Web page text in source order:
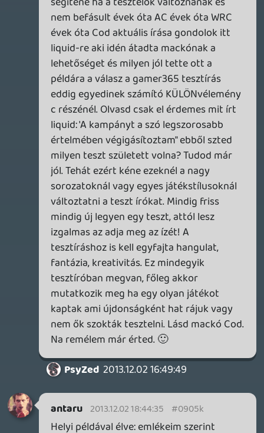
Így utólag egyébként talán jobb is, hogy
nem beszéltünk a Nintendóról, mert
legközelebb lenne miért elővenni újból a
témát a friss fejlemények miatt.
PsyZed 2013.12.02 16:49:49 #0905h
Miért, lehet egy tesztet írni bármilyen
személyes vélemény nélkül? Pont ezt
tartom az elemző cikkek lényegének, hogy
az adott író/narrátor elmondja, mi az, ami
neki személy szerint tetszett, és mi az ami
nem. Nem feltétlenül kéne minden játékot
az alapján beskatulyázni, hogy 60 gps csili-
vili grafika volt, meg jó fegyverhang és
kész. Anno pont ezért imádtam az azóta
megszűnt 576 Konzol magazint, mert a
cikkírók a saját személyes történeteik köré
kerekítve mutatták be az adott hónap
játékait. Persze egyet is lehet érteni, meg
nem is, én legutóbb mackó COD: Ghosts
tesztjével voltam nagyon ellentétes
véleményben, de ez talán jelentheti azt is,
hogy én belefáradtam az egész szériába,
de neki még mindig tud újat mutatni a
dolog. Nem vagyunk egyformák, a Beyond
Two Soulst például imádtam az idei
felhozatalból, aztán vannak olyanok, akik
még azt is megkérdőjelezik, hogy
egyáltalán játéknak nevezhető-e.
A pontozás meg aztán tényleg sok irányba
mehet, rakd csak egymás mellé a
az Eurogamer és még sorolhatnám
tesztjeit, nagyon sokrétűek lesznek.